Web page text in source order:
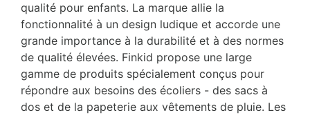
qualité pour enfants. La marque allie la
fonctionnalité à un design ludique et accorde une
grande importance à la durabilité et à des normes
de qualité élevées. Finkid propose une large
gamme de produits spécialement conçus pour
répondre aux besoins des écoliers - des sacs à
dos et de la papeterie aux vêtements de pluie. Les